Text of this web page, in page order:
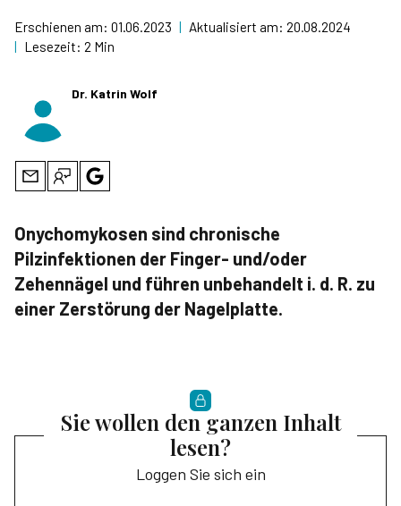
Erschienen am: 01.06.2023 | Aktualisiert am: 20.08.2024
| Lesezeit: 2 Min
Dr. Katrin Wolf
Onychomykosen sind chronische
Pilzinfektionen der Finger- und/oder
Zehennägel und führen unbehandelt i. d. R. zu
einer Zerstörung der Nagelplatte.
Sie wollen den ganzen Inhalt
lesen?
Loggen Sie sich ein